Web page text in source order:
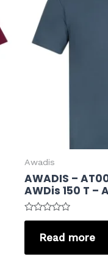
Awadis
AWADIS –
AWDis 150 T –
Rated
5
Read more